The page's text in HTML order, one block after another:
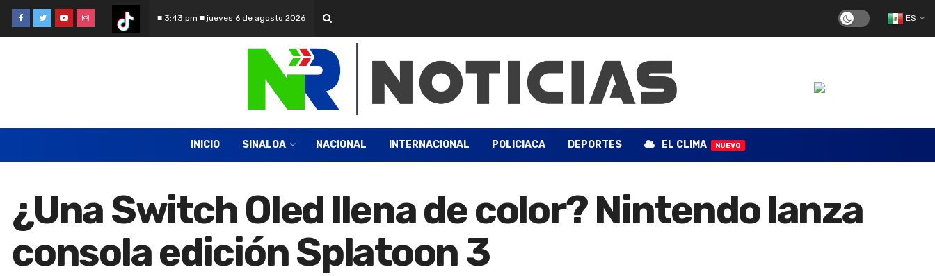
■ 3:43 pm ■ jueves 6 de agosto 2026 ES
INICIO SINALOA NACIONAL INTERNACIONAL POLICIACA DEPORTES EL CLIMA NUEVO
¿Una Switch Oled llena de color? Nintendo lanza
consola edición Splatoon 3